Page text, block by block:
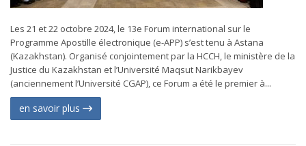
Les 21 et 22 octobre 2024, le 13e Forum international sur le
Programme Apostille électronique (e-APP) s’est tenu à Astana
(Kazakhstan). Organisé conjointement par la HCCH, le ministère de la
Justice du Kazakhstan et l’Université Maqsut Narikbayev
(anciennement l’Université CGAP), ce Forum a été le premier à...
en savoir plus